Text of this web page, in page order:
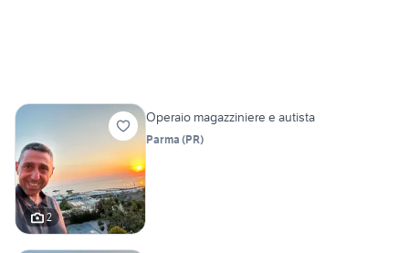
2
Operaio magazziniere e autista
Parma (PR)